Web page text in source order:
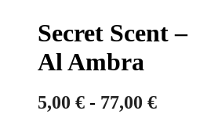
Secret Scent –
Al Ambra
5,00 € - 77,00 €Fascia